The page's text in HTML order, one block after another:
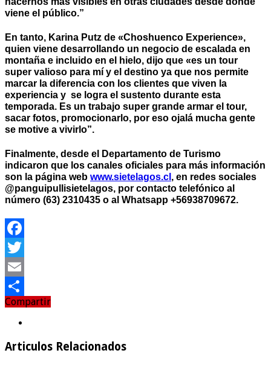
viene el público.”
En tanto, Karina Putz de «Choshuenco Experience»,
quien viene desarrollando un negocio de escalada en
montaña e incluido en el hielo, dijo que «es un tour
super valioso para mí y el destino ya que nos permite
marcar la diferencia con los clientes que viven la
experiencia y se logra el sustento durante esta
temporada. Es un trabajo super grande armar el tour,
sacar fotos, promocionarlo, por eso ojalá mucha gente
se motive a vivirlo”.
Finalmente, desde el Departamento de Turismo
indicaron que los canales oficiales para más información
son la página web www.sietelagos.cl , en redes sociales
@panguipullisietelagos, por contacto telefónico al
número (63) 2310435 o al Whatsapp +56938709672.
Facebook
Twitter
Email
Compartir
Compartir
Articulos Relacionados